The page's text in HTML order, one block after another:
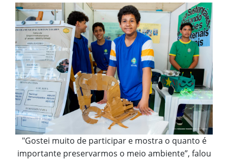
"Gostei muito de participar e mostra o quanto é
importante preservarmos o meio ambiente”, falou